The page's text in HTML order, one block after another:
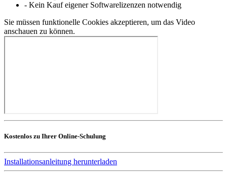
- Kein Kauf eigener Softwarelizenzen notwendig
Sie müssen funktionelle Cookies akzeptieren, um das Video
anschauen zu können.
Kostenlos zu Ihrer Online-Schulung
Installationsanleitung herunterladen